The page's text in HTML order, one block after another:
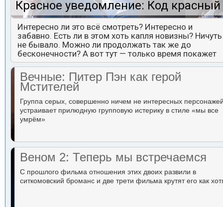
Красное уведомление: Код красный
Интересно ли это всё смотреть? Интересно и
забавно. Есть ли в этом хоть капля новизны? Ничуть
не бывало. Можно ли продолжать так же до
бесконечности? А вот тут — только время покажет
Вечные: Питер Пэн как герой
Мстителей
Группа серых, совершенно ничем не интересных
устраивает прилюдную групповую истерику в стиле «мы все
умрём»
Веном 2: Теперь мы встречаемся
С прошлого фильма отношения этих двоих развили в
ситкомовский броманс и две трети фильма крутят его как